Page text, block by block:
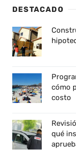
DESTACADO
cómo
costo
qué